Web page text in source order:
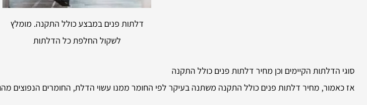
דלתות פנים במבצע כולל התקנה. מומלץ
לשקול החלפת כל הדלתות
סוגי הדלתות הקיימים וכן מחיר דלתות פנים כולל התקנה
אז כאמור, מחיר דלתות פנים כולל התקנה משתנה בעיקר לפי החומר ממנו עשוי הדלת, החומרים הנפוצים